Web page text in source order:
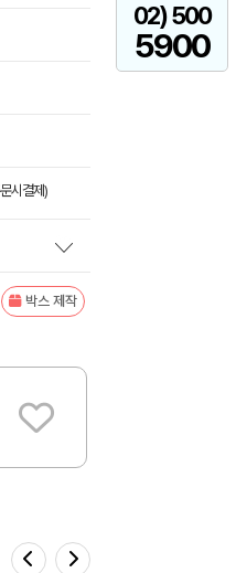
02) 500
5900
시결제)
박스 제작